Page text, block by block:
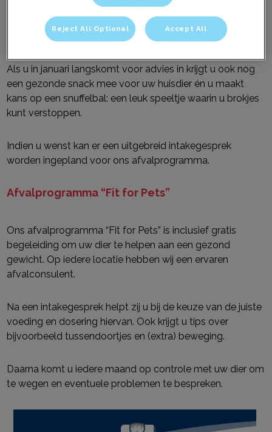
met de assistente bepaalt u de Body
(BCS). Hieraan kunt u zien of uw dier te zwaar is en zo ja
Als u in januari langskomt voor advies in krijgt u ook nog
een gezonde snack mee voor uw huisdier én u maakt
kans op een snuffelbal: een leuk speeltje waarin u brokjes
kunt verstoppen.
Indien u wenst kan er een uitgebreid intakegesprek
worden ingepland voor ons afvalprogramma.
Afvalprogramma “Fit for Pets”
Ons afvalprogramma “Fit for Pets” is inclusief gratis
begeleiding om uw dier te helpen aan een gezond
gewicht. Op iedere locatie hebben wij een ervaren
afvalconsulent.
Na een intakegesprek helpt zij u bij de keuze van de juiste
voeding en dosering hiervan. Ook krijgt u tips over
bijvoorbeeld tussendoortjes en (extra) beweging.
Daarna komt u iedere maand op controle met uw dier om
te wegen en eventuele problemen te bespreken.
Reject All Optional Accept All